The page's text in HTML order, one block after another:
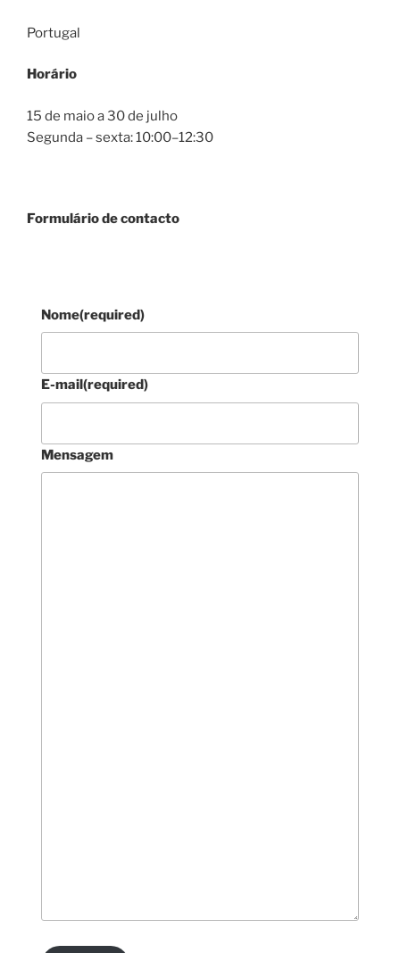
Portugal
Horário
15 de maio a 30 de julho
Segunda – sexta: 10:00–12:30
Formulário de contacto
Nome(required)
E-mail(required)
Mensagem